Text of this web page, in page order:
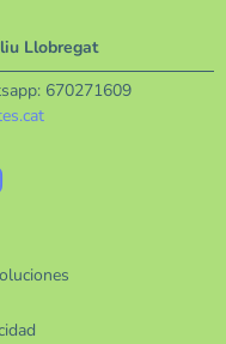
Llobregat
670271609